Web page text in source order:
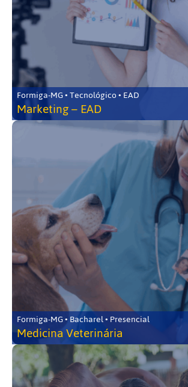
Formiga-MG • Tecnológico • EAD
Marketing – EAD
Formiga-MG • Bacharel • Presencial
Medicina Veterinária